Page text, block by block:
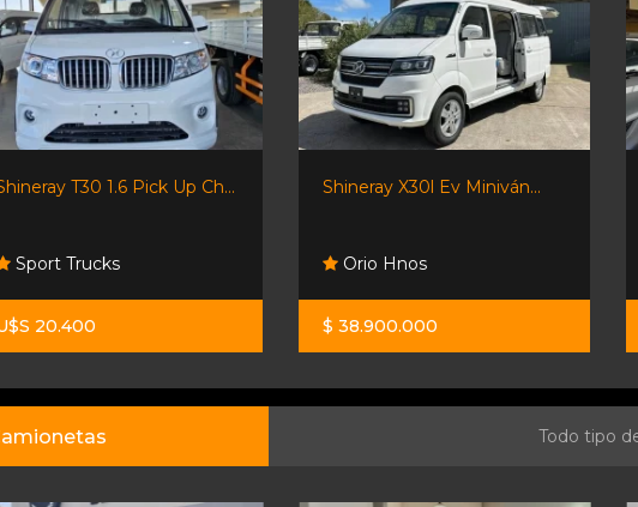
T30 1.6 Pick Up Ch...
Sport Trucks
20.400
Shineray X30l Ev Miniván...
Orio Hnos
$ 38.900.000
Todo tipo